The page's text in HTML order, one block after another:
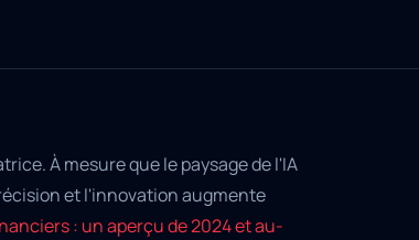
À mesure que le paysage de l'IA
et l'innovation augmente
: un aperçu de 2024 et au-